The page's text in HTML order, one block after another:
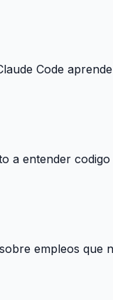
Code
a entender codigo
empleos que